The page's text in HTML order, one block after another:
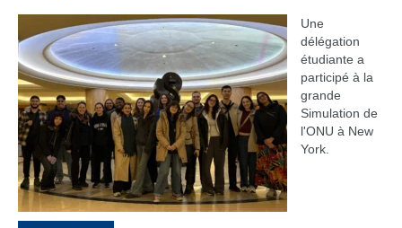
Une
délégation
étudiante a
participé à la
grande
Simulation de
l'ONU à New
York.